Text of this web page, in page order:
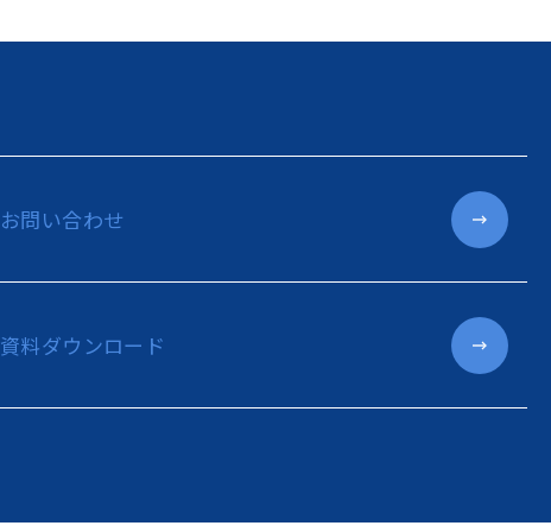
お問い合わせ
資料ダウンロード